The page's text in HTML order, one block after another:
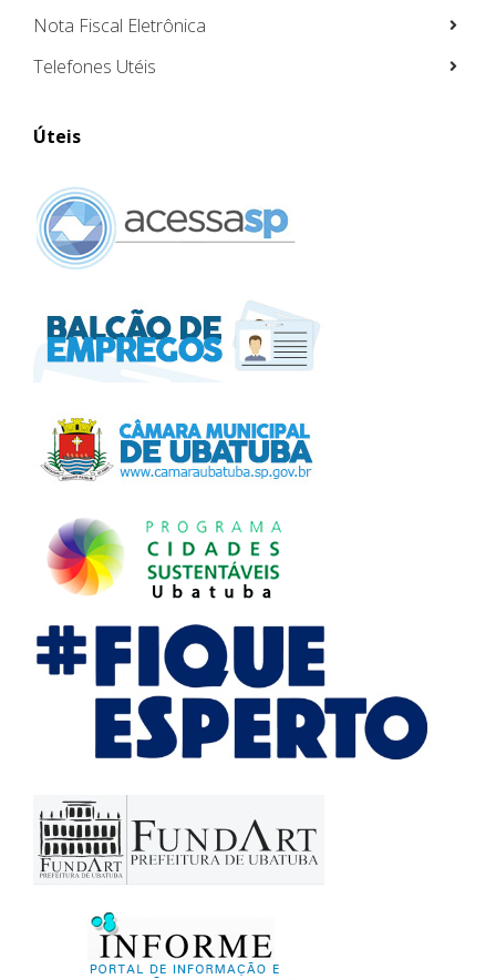
Nota Fiscal Eletrônica
Telefones Utéis
Úteis